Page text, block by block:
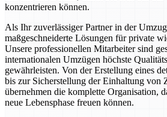
konzentrieren können.
Als Ihr zuverlässiger Partner in der
maßgeschneiderte Lösungen für private
Unsere professionellen Mitarbeiter sind
internationalen Umzügen höchste
gewährleisten. Von der Erstellung eines
bis zur Sicherstellung der Einhaltung
übernehmen die komplette Organisation,
neue Lebensphase freuen können.